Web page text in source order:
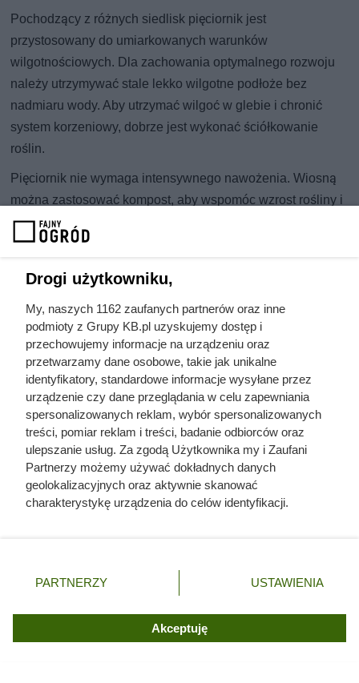
Pochodzący z różnych siedlisk pięciornik jest
przystosowany do umiarkowanych warunków
wilgotnościowych. Dla zachowania optymalnego rozwoju
należy utrzymywać stale lekko wilgotne podłoże bez
nadmiaru wody. Aby utrzymać wilgoć w glebie i chronić
system korzeniowy, dobrze jest wykonać ściółkowanie
roślin.
Pięciornik nie wymaga intensywnego nawożenia. Wiosną
można zastosować kompost, aby wspomóc wzrost rośliny i
kwitnienie. Przekwitłe kwiaty należy regularnie usuwać,
aby pobudzić rozwój nowych, a także zadbać o wygląd
podział starszych kęp pięciornika co kilka lat odmładza
roślinę i zachowuje jej witalność.
Drogi użytkowniku,
My, naszych 1162 zaufanych partnerów oraz inne
podmioty z Grupy KB.pl uzyskujemy dostęp i
przechowujemy informacje na urządzeniu oraz
przetwarzamy dane osobowe, takie jak unikalne
identyfikatory, standardowe informacje wysyłane przez
urządzenie czy dane przeglądania w celu zapewniania
spersonalizowanych reklam, wybór spersonalizowanych
treści, pomiar reklam i treści, badanie odbiorców oraz
ulepszanie usług. Za zgodą Użytkownika my i Zaufani
Partnerzy możemy używać dokładnych danych
geolokalizacyjnych oraz aktywnie skanować
charakterystykę urządzenia do celów identyfikacji.
zmienić/wycofać klikając przycisk ustawień prywatności
znajdujący się w lewym dolnym rogu strony. Niektóre
użytkownika, ale masz prawo sprzeciwić się takiemu
przetwarzaniu. Preferencje będą miały zastosowania tylko
PARTNERZY USTAWIENIA
Akceptuję